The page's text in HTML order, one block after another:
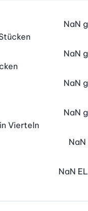
NaN g
NaN g
NaN g
Vierteln
NaN g
NaN
NaN EL